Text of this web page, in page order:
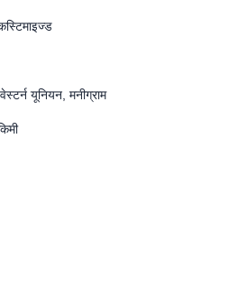
यूनियन, मनीग्राम